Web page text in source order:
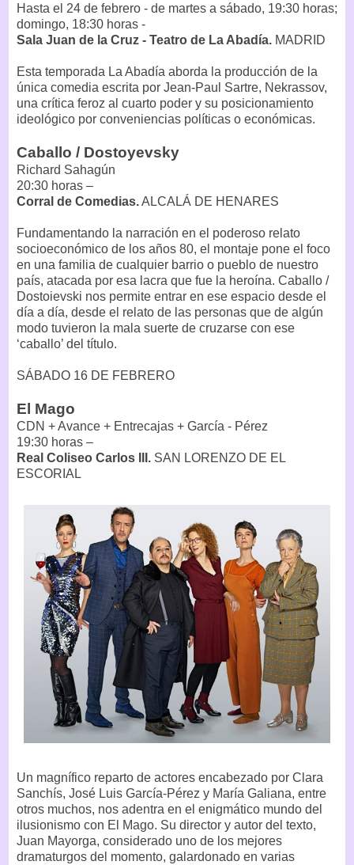
Hasta el 24 de febrero - de martes a sábado, 19:30 horas;
domingo, 18:30 horas -
Sala Juan de la Cruz - Teatro de La Abadía. MADRID
Esta temporada La Abadía aborda la producción de la
única comedia escrita por Jean-Paul Sartre, Nekrassov,
una crítica feroz al cuarto poder y su posicionamiento
ideológico por conveniencias políticas o económicas.
Caballo / Dostoyevsky
Richard Sahagún
20:30 horas –
Corral de Comedias.ALCALÁ DE HENARES
Fundamentando la narración en el poderoso relato
socioeconómico de los años 80, el montaje pone el foco
en una familia de cualquier barrio o pueblo de nuestro
país, atacada por esa lacra que fue la heroína. Caballo /
Dostoievski nos permite entrar en ese espacio desde el
día a día, desde el relato de las personas que de algún
modo tuvieron la mala suerte de cruzarse con ese
‘caballo’ del título.
SÁBADO 16 DE FEBRERO
El Mago
CDN + Avance + Entrecajas + García - Pérez
19:30 horas –
Real Coliseo Carlos III. SAN LORENZO DE EL
ESCORIAL
Un magnífico reparto de actores encabezado por Clara
Sanchís, José Luis García-Pérez y María Galiana, entre
otros muchos, nos adentra en el enigmático mundo del
ilusionismo con El Mago. Su director y autor del texto,
Juan Mayorga, considerado uno de los mejores
dramaturgos del momento, galardonado en varias